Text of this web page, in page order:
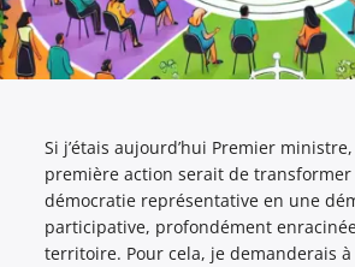
Si j’étais aujourd’hui Premier
première action serait de
démocratie représentative en une
participative, profondément
territoire. Pour cela, je demanderais